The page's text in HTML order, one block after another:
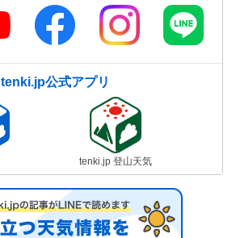
tenki.jp公式アプリ
tenki.jp 登山天気